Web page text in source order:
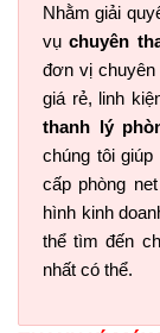
Nhằm giải
vụchuyên
đơn vị chuyên
giá rẻ, linh
thanh lý
chúng tôi
cấp phòng
hình kinh
thể tìm đến
nhất có thể.